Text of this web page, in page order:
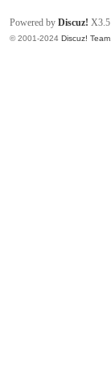
Powered by Discuz! X3.5
© 2001-2024 Discuz! Team